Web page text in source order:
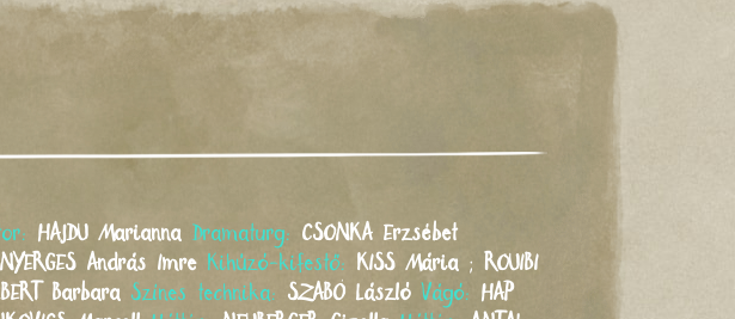
HAJDU Marianna Dramaturg: CSONKA Erzsébet
NYERGES András Imre Kihúzó-kifestő: KISS Mária ;
ROUIBI
Barbara Színes technika: SZABÓ László Vágó: HAP